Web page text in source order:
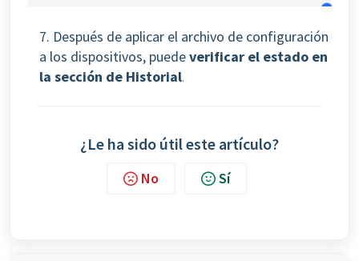
7. Después de aplicar el archivo de configuración
a los dispositivos, puedeverificar el estado en
la sección de Historial.
¿Le ha sido útil este artículo?
No Sí